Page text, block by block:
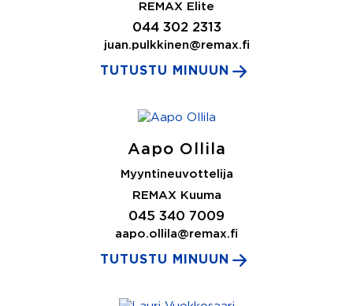
REMAX Elite
044 302 2313
juan.pulkkinen@remax.fi
TUTUSTU MINUUN
Aapo Ollila
Myyntineuvottelija
REMAX Kuuma
045 340 7009
aapo.ollila@remax.fi
TUTUSTU MINUUN